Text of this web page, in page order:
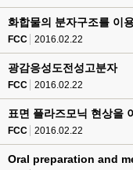
화합물의 분자구조를 이
FCC 2016.02.22
광감응성도전성고분자
FCC 2016.02.22
표면 플라즈모닉 현상을
FCC 2016.02.22
Oral preparation and